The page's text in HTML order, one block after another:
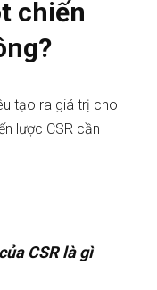
chiến
tạo ra giá trị cho
lược CSR cần
CSR là gì